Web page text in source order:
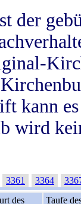
der
kann
wird
3361 3364
des
Taufe